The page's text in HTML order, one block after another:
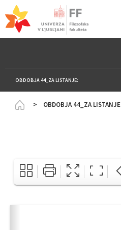
OBDOBJA 44_ZA LISTANJE:
HomepageOBDOBJA 44_ZA LISTANJE